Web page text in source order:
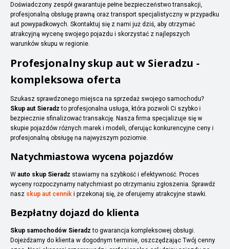
Doświadczony zespół gwarantuje pełne bezpieczeństwo transakcji,
profesjonalną obsługę prawną oraz transport specjalistyczny w przypadku
aut powypadkowych. Skontaktuj się z nami już dziś, aby otrzymać
atrakcyjną wycenę swojego pojazdu i skorzystać z najlepszych
warunków skupu w regionie.
Profesjonalny skup aut w Sieradzu -
kompleksowa oferta
Szukasz sprawdzonego miejsca na sprzedaż swojego samochodu?
Skup aut Sieradz to profesjonalna usługa, która pozwoli Ci szybko i
bezpiecznie sfinalizować transakcję. Nasza firma specjalizuje się w
skupie pojazdów różnych marek i modeli, oferując konkurencyjne ceny i
profesjonalną obsługę na najwyższym poziomie.
Natychmiastowa wycena pojazdów
W auto skup Sieradz stawiamy na szybkość i efektywność. Proces
wyceny rozpoczynamy natychmiast po otrzymaniu zgłoszenia. Sprawdź
nasz skup aut cennik i przekonaj się, że oferujemy atrakcyjne stawki.
Bezpłatny dojazd do klienta
Skup samochodów Sieradz to gwarancja kompleksowej obsługi.
Dojeżdżamy do klienta w dogodnym terminie, oszczędzając Twój cenny